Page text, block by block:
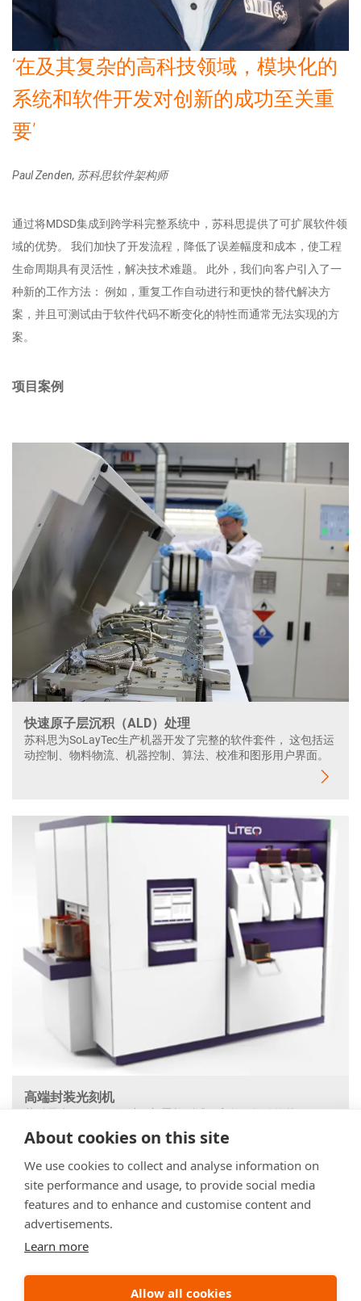
About cookies on this site
We use cookies to collect and analyse information on
site performance and usage, to provide social media
features and to enhance and customise content and
advertisements.
Learn more
Allow all cookies
‘在及其复杂的高科技领域，模块化的
系统和软件开发对创新的成功至关重
要’
Paul Zenden, 苏科思软件架构师
通过将MDSD集成到跨学科完整系统中，苏科思提供了可扩展软件领
域的优势。 我们加快了开发流程，降低了误差幅度和成本，使工程
生命周期具有灵活性，解决技术难题。 此外，我们向客户引入了一
种新的工作方法： 例如，重复工作自动进行和更快的替代解决方
案，并且可测试由于软件代码不断变化的特性而通常无法实现的方
案。
项目案例
快速原子层沉积（ALD）处理
苏科思为SoLayTec生产机器开发了完整的软件套件， 这包括运
动控制、物料物流、机器控制、算法、校准和图形用户界面。
高端封装光刻机
苏科思为Liteq 500设计、部署并测试了完整的软件堆栈。